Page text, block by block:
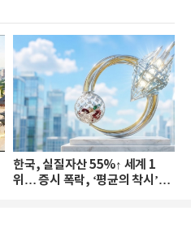
한국, 실질자산 55%↑ 세계 1
위… 증시 폭락, ‘평균의 착시’와